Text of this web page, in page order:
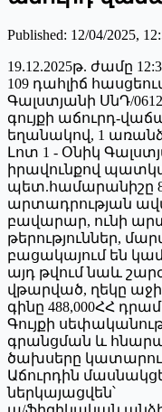
Published: 12/04/2025,
19.12.2025թ. ժամը
109 դահլիճ
Գալստյանի ՍնԴ/
գույքի աճուրդ-
եղանակով, 1
Լոտ 1 - Օնիկ
իրավունքով
պետ.համարանիշը 81
արտադրության
բավարար, ունի
թերություններ,
բացակայում են
այդ թվում նաև
վթարված, ղեկը
գինը 488,000ՀՀ
Գույքի
գրանցման և
ծախսերը
Աճուրդին
ներկայացվեն՝